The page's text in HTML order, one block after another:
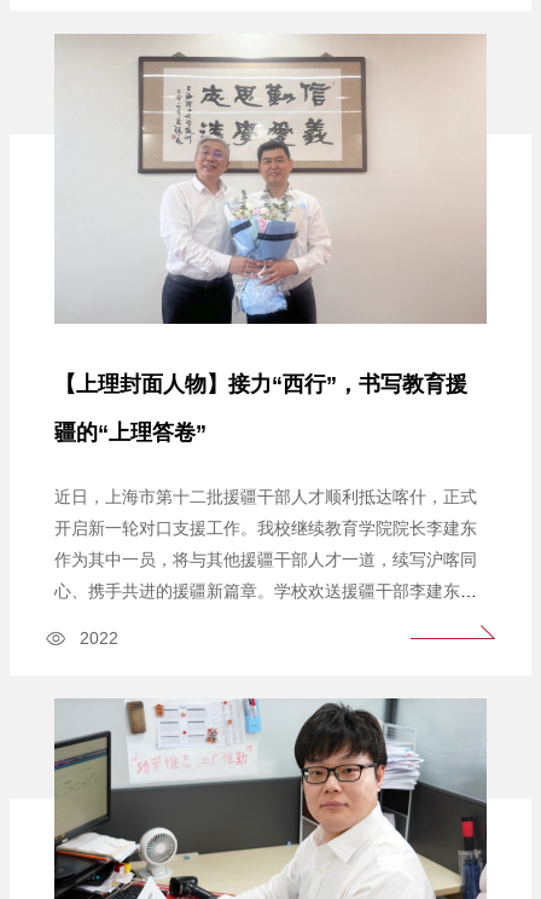
（浦江项目）”、“中国机械工业科学...
【上理封面人物】接力“西行”，书写教育援
疆的“上理答卷”
2022
近日，上海市第十二批援疆干部人才顺利抵达喀什，正式
开启新一轮对口支援工作。我校继续教育学院院长李建东
作为其中一员，将与其他援疆干部人才一道，续写沪喀同
心、携手共进的援疆新篇章。学校欢送援疆干部李建东
扎根边疆的建设者，助力打造“带不走”的师资队伍……上...